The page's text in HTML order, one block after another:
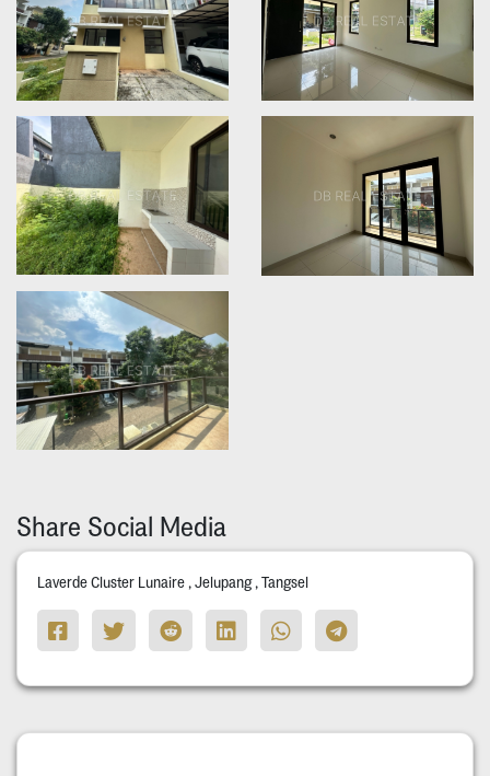
Share Social Media
Laverde Cluster Lunaire , Jelupang , Tangsel